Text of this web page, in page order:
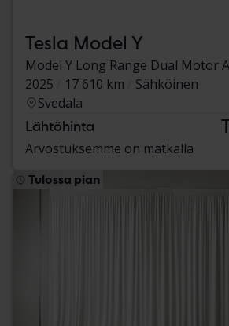
Tesla Model Y
Model Y Long Range Dual Motor
2025
17 610 km
Sähköinen
Svedala
Lähtöhinta
Arvostuksemme on matkalla
Tulossa pian